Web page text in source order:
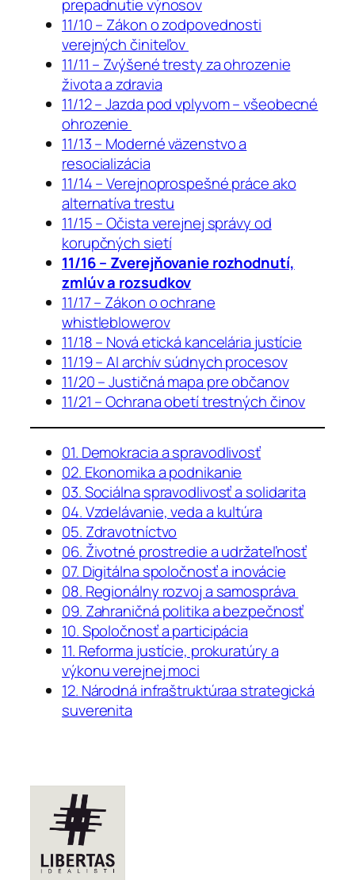
prepadnutie výnosov
11/10 – Zákon o zodpovednosti
verejných činiteľov
11/11 – Zvýšené tresty za ohrozenie
života a zdravia
11/12 – Jazda pod vplyvom – všeobecné
ohrozenie
11/13 – Moderné väzenstvo a
resocializácia
11/14 – Verejnoprospešné práce ako
alternatíva trestu
11/15 – Očista verejnej správy od
korupčných sietí
11/16 – Zverejňovanie rozhodnutí,
zmlúv a rozsudkov
11/17 – Zákon o ochrane
whistleblowerov
11/18 – Nová etická kancelária justície
11/19 – AI archív súdnych procesov
11/20 – Justičná mapa pre občanov
11/21 – Ochrana obetí trestných činov
01. Demokracia a spravodlivosť
02. Ekonomika a podnikanie
03. Sociálna spravodlivosť a solidarita
04. Vzdelávanie, veda a kultúra
05. Zdravotníctvo
06. Životné prostredie a udržateľnosť
07. Digitálna spoločnosť a inovácie
08. Regionálny rozvoj a samospráva
09. Zahraničná politika a bezpečnosť
10. Spoločnosť a participácia
11. Reforma justície, prokuratúry a
výkonu verejnej moci
12. Národná infraštruktúraa strategická
suverenita